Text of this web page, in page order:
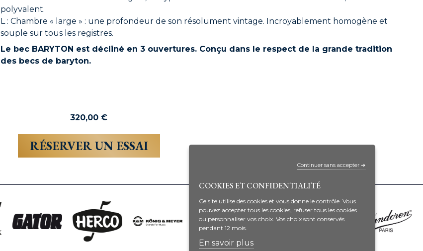
polyvalent.
L : Chambre « large » : une profondeur de son résolument vintage. Incroyablement homogène et
souple sur tous les registres.
Le bec BARYTON est décliné en 3 ouvertures. Conçu dans le respect de la grande tradition
des becs de baryton.
320,00 €
RÉSERVER UN ESSAI
Continuer sans accepter ➔
COOKIES ET CONFIDENTIALITÉ
Ce site utilise des cookies et vous donne le contrôle. Vous
pouvez accepter tous les cookies, refuser tous les cookies
ou personnaliser vos choix. Vos choix sont conservés
pendant 12 mois.
En savoir plus